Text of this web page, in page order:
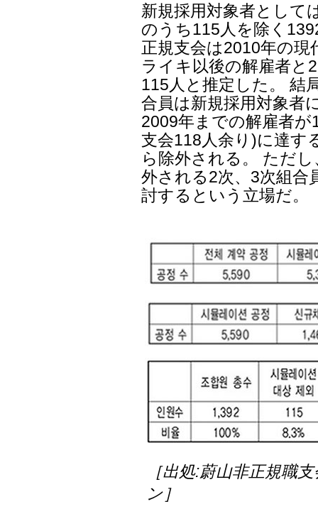
新規採用対象者として
のうち115人を除く
正規支会は2010年の現
ライキ以後の解雇者と
115人と推定した。 結
合員は新規採用対象者
2009年までの解雇者
支会118人余り)に達す
ら除外される。 ただ
外される2次、3次組合
討するという立場だ。
［出処:蔚山非正規職
ン］